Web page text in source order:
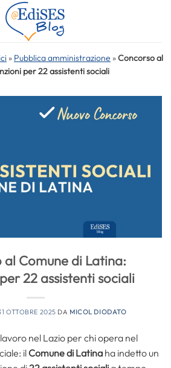
» Pubblica amministrazione »Concorso al
per 22 assistenti sociali
al Comune di Latina:
22 assistenti sociali
OTTOBRE 2025 DA MICOL DIODATO
nel Lazio per chi opera nel
il Comune di Latina ha indetto un